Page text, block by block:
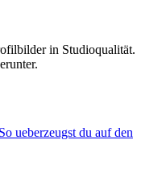
in Studioqualität.